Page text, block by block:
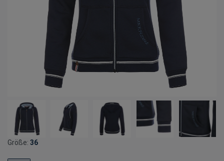
Größe: 36